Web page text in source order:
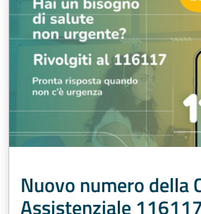
Nuovo numero della
Assistenziale 116117